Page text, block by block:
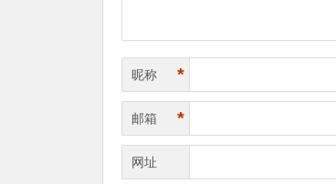
昵称 *
邮箱 *
网址